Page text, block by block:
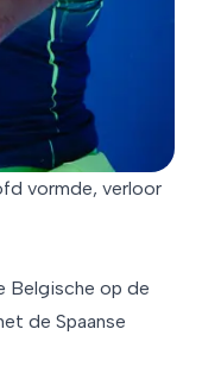
vormde, verloor
Belgische op de
de Spaanse